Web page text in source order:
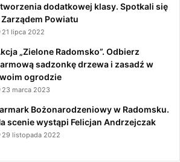
dodatkowej klasy. Spotkali się
Zarządem Powiatu
21 lipca 2022
„Zielone Radomsko”. Odbierz
sadzonkę drzewa i zasadź w
ogrodzie
23 marca 2023
Bożonarodzeniowy w Radomsku.
scenie wystąpi Felicjan Andrzejczak
29 listopada 2022